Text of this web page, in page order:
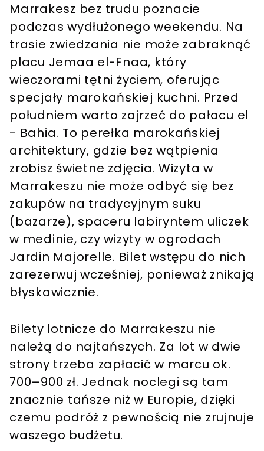
Marrakesz bez trudu poznacie
podczas wydłużonego weekendu. Na
trasie zwiedzania nie może zabraknąć
placu Jemaa el-Fnaa, który
wieczorami tętni życiem, oferując
specjały marokańskiej kuchni. Przed
południem warto zajrzeć do pałacu el
- Bahia. To perełka marokańskiej
architektury, gdzie bez wątpienia
zrobisz świetne zdjęcia. Wizyta w
Marrakeszu nie może odbyć się bez
zakupów na tradycyjnym suku
(bazarze), spaceru labiryntem uliczek
w medinie, czy wizyty w ogrodach
Jardin Majorelle. Bilet wstępu do nich
zarezerwuj wcześniej, ponieważ znikają
błyskawicznie.
Bilety lotnicze do Marrakeszu nie
należą do najtańszych. Za lot w dwie
strony trzeba zapłacić w marcu ok.
700–900 zł. Jednak noclegi są tam
znacznie tańsze niż w Europie, dzięki
czemu podróż z pewnością nie zrujnuje
waszego budżetu.